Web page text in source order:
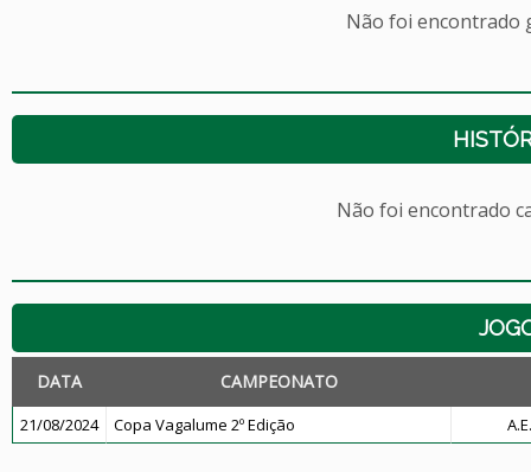
Não foi encontrado
Não foi encontrado
DATA CAMPEONATO
21/08/2024 Copa Vagalume 2º Edição